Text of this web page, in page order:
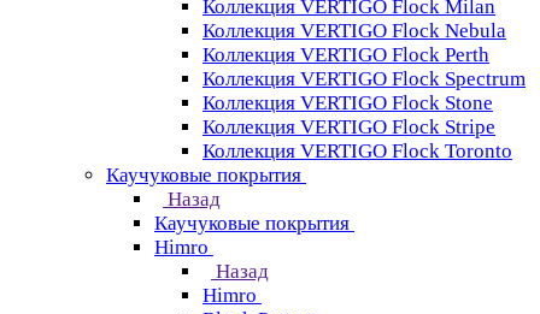
Коллекция VERTIGO Flock Milan
Коллекция VERTIGO Flock Nebula
Коллекция VERTIGO Flock Perth
Коллекция VERTIGO Flock Spectrum
Коллекция VERTIGO Flock Stone
Коллекция VERTIGO Flock Stripe
Коллекция VERTIGO Flock Toronto
Каучуковые покрытия
Назад
Каучуковые покрытия
Himro
Назад
Himro